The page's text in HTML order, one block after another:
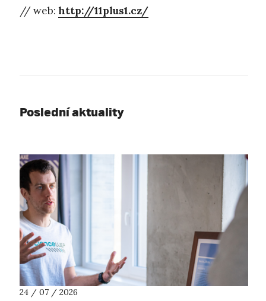
// web: http://11plus1.cz/
Poslední aktuality
24 / 07 / 2026